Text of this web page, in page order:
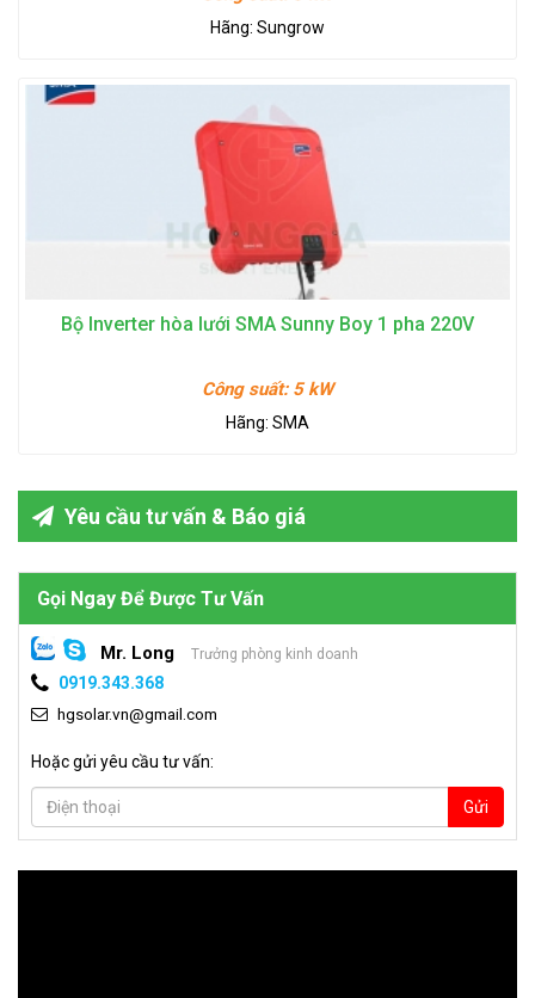
Hãng: Sungrow
Bộ Inverter hòa lưới SMA Sunny Boy 1 pha 220V
Công suất: 5 kW
Hãng: SMA
Yêu cầu tư vấn & Báo giá
Gọi Ngay Để Được Tư Vấn
Mr. Long Trưởng phòng kinh doanh
0919.343.368
hgsolar.vn@gmail.com
Hoặc gửi yêu cầu tư vấn:
Gửi